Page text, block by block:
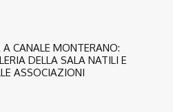
A CANALE MONTERANO:
DELLA SALA NATILI E
ASSOCIAZIONI